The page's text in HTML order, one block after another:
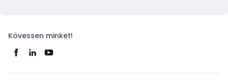
Kövessen minket!